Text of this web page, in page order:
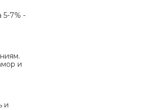
5-7% -
и
и